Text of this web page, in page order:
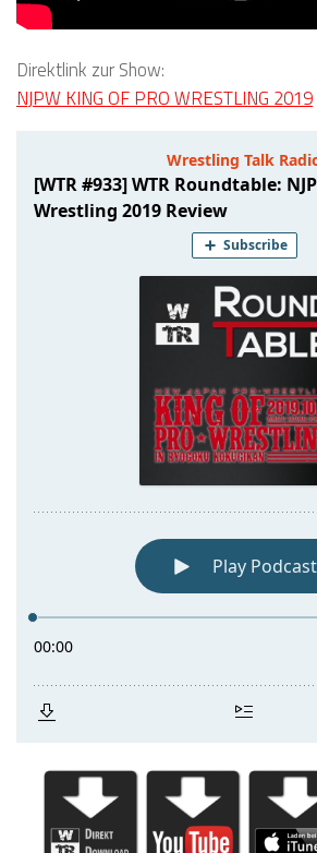
Direktlink zur Show:
NJPW KING OF PRO WRESTLING 2019